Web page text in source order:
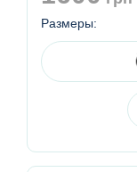
Размеры: